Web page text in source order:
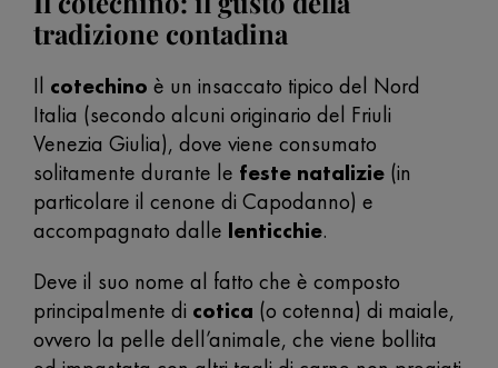
tradizione contadina
Il cotechino è un insaccato tipico del Nord
Italia (secondo alcuni originario del Friuli
Venezia Giulia), dove viene consumato
solitamente durante le feste natalizie (in
particolare il cenone di Capodanno) e
accompagnato dalle lenticchie.
Deve il suo nome al fatto che è composto
principalmente di cotica (o cotenna) di maiale,
ovvero la pelle dell’animale, che viene bollita